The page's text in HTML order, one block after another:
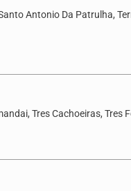
Antonio Da Patrulha,
Tres Cachoeiras, Tres